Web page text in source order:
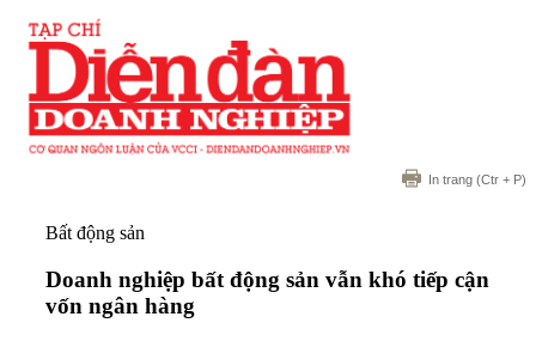
In trang (Ctr + P)
Bất động sản
Doanh nghiệp bất động sản vẫn khó tiếp cận
vốn ngân hàng